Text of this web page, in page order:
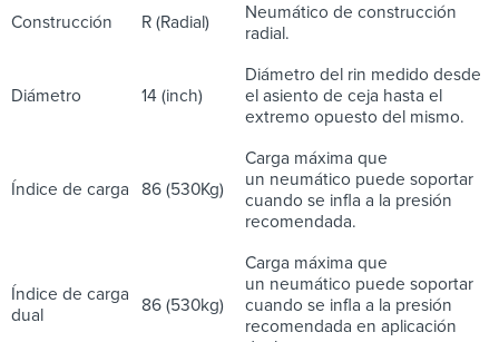
Construcción R (Radial)
Neumático de construcción
radial.
Diámetro 14 (inch)
Diámetro del rin medido desde
el asiento de ceja hasta el
extremo opuesto del mismo.
Índice de carga 86 (530Kg)
Carga máxima que
un neumático puede soportar
cuando se infla a la presión
recomendada.
Índice de carga
dual
86 (530kg)
Carga máxima que
un neumático puede soportar
cuando se infla a la presión
recomendada en aplicación